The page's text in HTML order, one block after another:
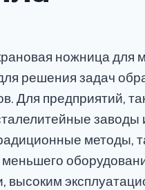
ножница для
решения задач
Для предприятий,
заводы
методы,
высоким